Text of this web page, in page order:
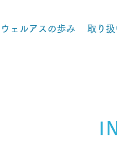
ウェルアスの歩み 取り扱